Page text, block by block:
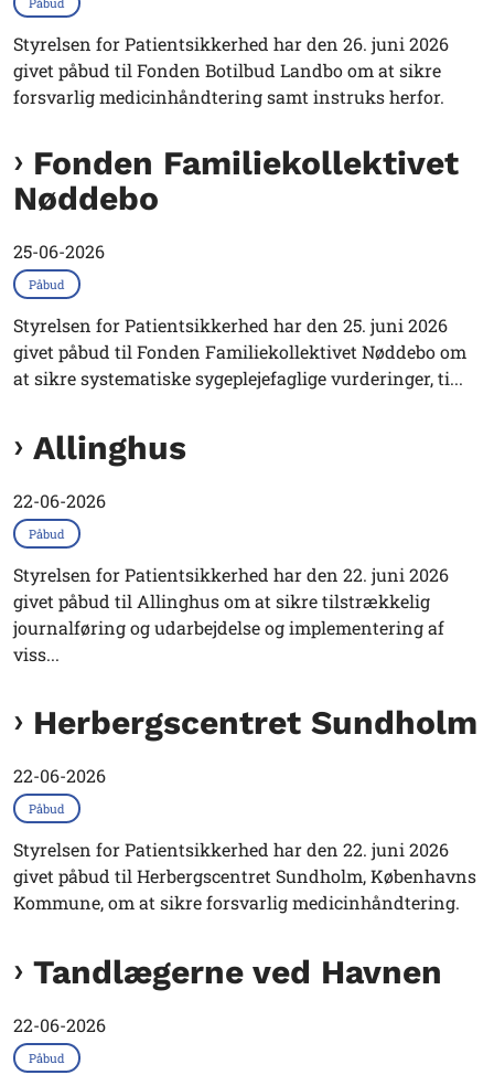
Styrelsen for Patientsikkerhed har den 26. juni 2026
givet påbud til Fonden Botilbud Landbo om at sikre
forsvarlig medicinhåndtering samt instruks herfor.
Fonden Familiekollektivet
Nøddebo
25-06-2026
Påbud
Styrelsen for Patientsikkerhed har den 25. juni 2026
givet påbud til Fonden Familiekollektivet Nøddebo om
at sikre systematiske sygeplejefaglige vurderinger, ti...
Allinghus
22-06-2026
Påbud
Styrelsen for Patientsikkerhed har den 22. juni 2026
givet påbud til Allinghus om at sikre tilstrækkelig
journalføring og udarbejdelse og implementering af
viss...
Herbergscentret Sundholm
22-06-2026
Påbud
Styrelsen for Patientsikkerhed har den 22. juni 2026
givet påbud til Herbergscentret Sundholm, Københavns
Kommune, om at sikre forsvarlig medicinhåndtering.
Tandlægerne ved Havnen
22-06-2026
Påbud